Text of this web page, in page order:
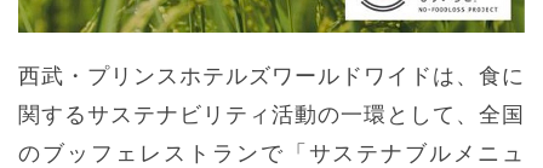
西武・プリンスホテルズワールドワイドは、食に
関するサステナビリティ活動の一環として、全国
のブッフェレストランで「サステナブルメニュ